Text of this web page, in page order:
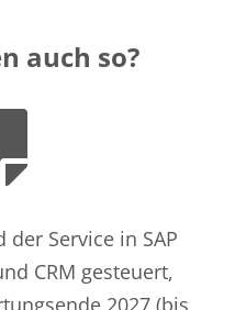
auch so?
der Service in SAP
CRM gesteuert,